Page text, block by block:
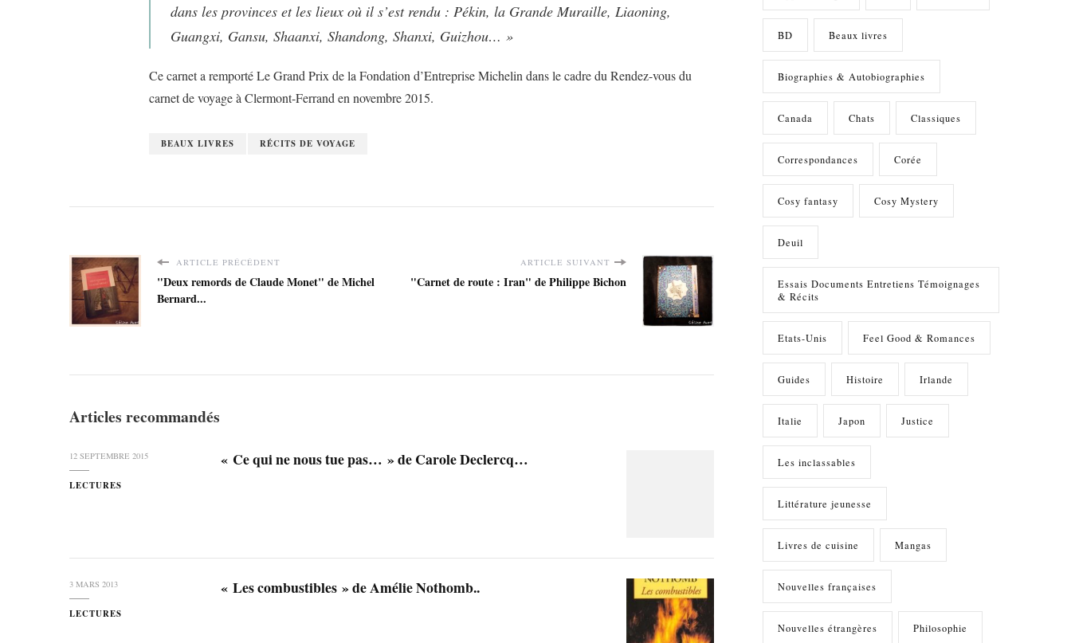
dans les provinces et les lieux où il s’est rendu : Pékin, la Grande Muraille, Liaoning,
Guangxi, Gansu, Shaanxi, Shandong, Shanxi, Guizhou… »
Ce carnet a remporté Le Grand Prix de la Fondation d’Entreprise Michelin dans le cadre du Rendez-vous du
carnet de voyage à Clermont-Ferrand en novembre 2015.
BEAUX LIVRES RÉCITS DE VOYAGE
ARTICLE PRÉCÉDENT
"Deux remords de Claude Monet" de Michel
Bernard...
ARTICLE SUIVANT
"Carnet de route : Iran" de Philippe Bichon
Articles recommandés
12 SEPTEMBRE 2015
LECTURES
« Ce qui ne nous tue pas… » de Carole Declercq…
3 MARS 2013
LECTURES
« Les combustibles » de Amélie Nothomb..
BD Beaux livres
Biographies & Autobiographies
Canada Chats Classiques
Correspondances Corée
Cosy fantasy Cosy Mystery
Deuil
Essais Documents Entretiens Témoignages
& Récits
Etats-Unis Feel Good & Romances
Guides Histoire Irlande
Italie Japon Justice
Les inclassables
Littérature jeunesse
Livres de cuisine Mangas
Nouvelles françaises
Nouvelles étrangères Philosophie